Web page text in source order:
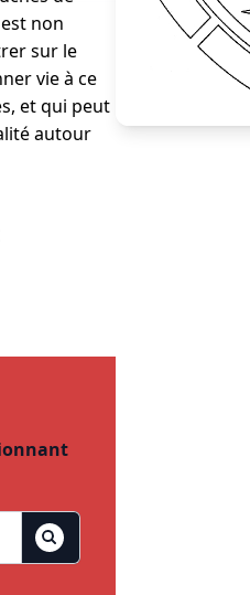
non
sur le
vie à ce
et qui peut
autour